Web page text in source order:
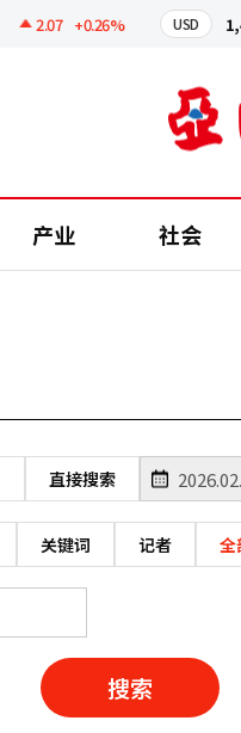
2.07 +0.26% USD
产业 社会
直接搜索
关键词 记者 全
搜索